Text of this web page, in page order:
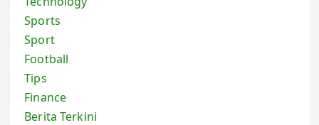
Sports
Sport
Football
Tips
Finance
Berita Terkini